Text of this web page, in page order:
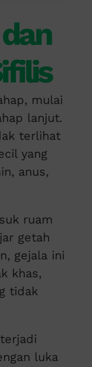
mulai
lanjut.
terlihat
yang
anus,
ruam
getah
gejala ini
khas,
tidak
luka